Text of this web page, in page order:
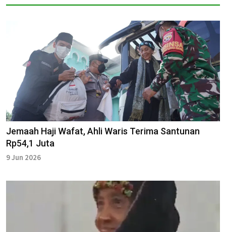
Jemaah Haji Wafat, Ahli Waris Terima Santunan
Rp54,1 Juta
9 Jun 2026